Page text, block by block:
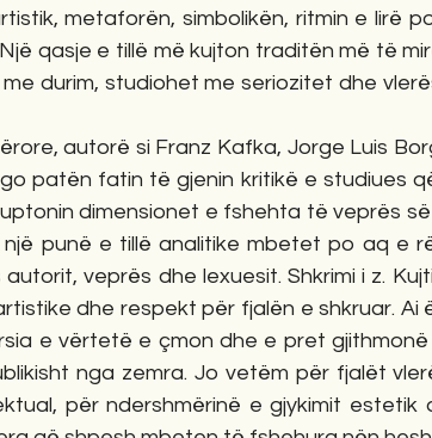
metaforën, simbolikën, ritmin e lirë
qasje e tillë më kujton traditën më të
durim, studiohet me seriozitet dhe
autorë si Franz Kafka, Jorge Luis
patën fatin të gjenin kritikë e studiues
dimensionet e fshehta të veprës
punë e tillë analitike mbetet po aq e
veprës dhe lexuesit. Shkrimi i z.
dhe respekt për fjalën e shkruar. Ai
e vërtetë e çmon dhe e pret gjithmonë
nga zemra. Jo vetëm për fjalët
për ndershmërinë e gjykimit estetik